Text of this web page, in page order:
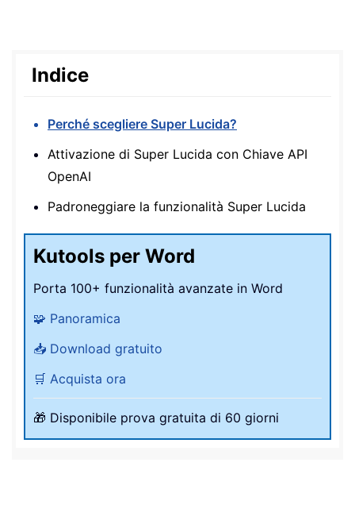
Indice
Perché scegliere Super Lucida?
Attivazione di Super Lucida con Chiave API
OpenAI
Padroneggiare la funzionalità Super Lucida
Kutools per Word
Porta 100+ funzionalità avanzate in Word
🧩 Panoramica
📥 Download gratuito
🛒 Acquista ora
🎁 Disponibile prova gratuita di 60 giorni